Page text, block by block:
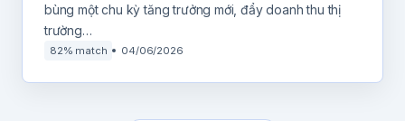
bùng một chu kỳ tăng trưởng mới, đẩy doanh thu thị
trường…
82% match 04/06/2026